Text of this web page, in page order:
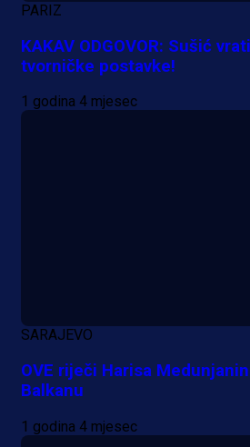
Premijer liga BiH
Grbavica se
PARIZ
KAKAV ODGOVOR: Sušić
tvorničke postavke!
1 godina 4 mjesec
SARAJEVO
OVE riječi Harisa
Balkanu
1 godina 4 mjesec